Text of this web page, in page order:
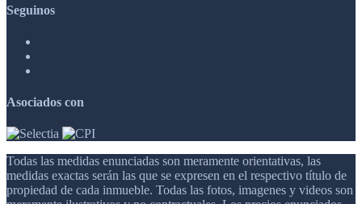
Seguinos
Asociados con
Todas las medidas enunciadas son meramente orientativas, las
medidas exactas serán las que se expresen en el respectivo título de
propiedad de cada inmueble. Todas las fotos, imagenes y videos son